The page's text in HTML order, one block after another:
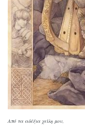
Από τα αδέξια χείλη μου,